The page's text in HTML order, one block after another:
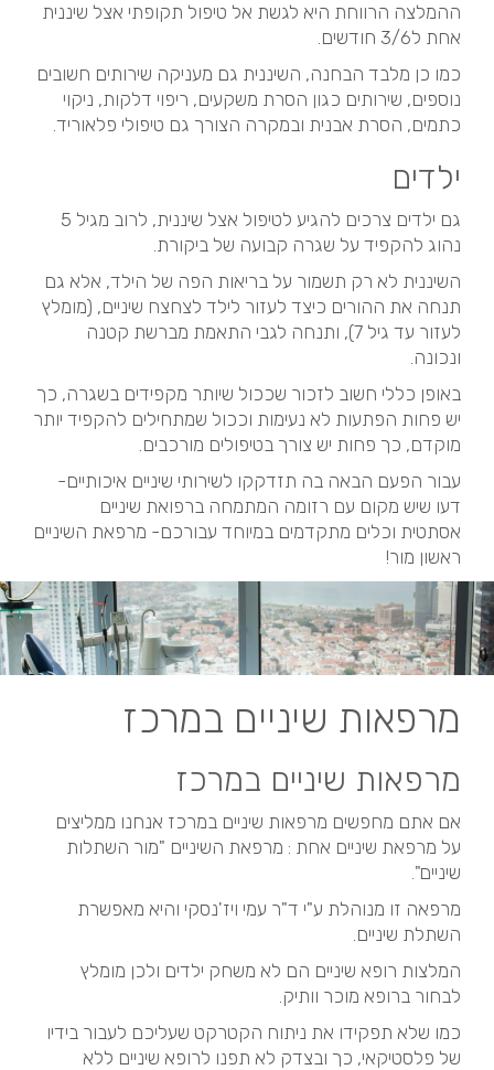
ההמלצה הרווחת היא לגשת אל טיפול תקופתי אצל שיננית
אחת ל3/6 חודשים.
כמו כן מלבד הבחנה, השיננית גם מעניקה שירותים חשובים
נוספים, שירותים כגון הסרת משקעים, ריפוי דלקות, ניקוי
כתמים, הסרת אבנית ובמקרה הצורך גם טיפולי פלאוריד.
ילדים
גם ילדים צרכים להגיע לטיפול אצל שיננית, לרוב מגיל 5
נהוג להקפיד על שגרה קבועה של ביקורת.
השיננית לא רק תשמור על בריאות הפה של הילד, אלא גם
תנחה את ההורים כיצד לעזור לילד לצחצח שיניים, (מומלץ
לעזור עד גיל 7), ותנחה לגבי התאמת מברשת קטנה
ונכונה.
באופן כללי חשוב לזכור שככול שיותר מקפידים בשגרה, כך
יש פחות הפתעות לא נעימות וככול שמתחילים להקפיד יותר
מוקדם, כך פחות יש צורך בטיפולים מורכבים.
עבור הפעם הבאה בה תזדקקו לשירותי שיניים איכותיים-
דעו שיש מקום עם רזומה המתמחה ברפואת שיניים
אסתטית וכלים מתקדמים במיוחד עבורכם- מרפאת השיניים
ראשון מור!
מרפאות שיניים במרכז
מרפאות שיניים במרכז
אם אתם מחפשים מרפאות שיניים במרכז אנחנו ממליצים
על מרפאת שיניים אחת : מרפאת השיניים "מור השתלות
שיניים".
מרפאה זו מנוהלת ע"י ד"ר עמי ויז'נסקי והיא מאפשרת
השתלת שיניים.
המלצות רופא שיניים הם לא משחק ילדים ולכן מומלץ
לבחור ברופא מוכר וותיק.
כמו שלא תפקידו את ניתוח הקטרקט שעליכם לעבור בידיו
של פלסטיקאי, כך ובצדק לא תפנו לרופא שיניים ללא